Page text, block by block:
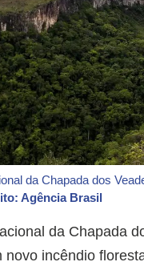
da Chapada dos
Agência Brasil
da Chapada
novo incêndio